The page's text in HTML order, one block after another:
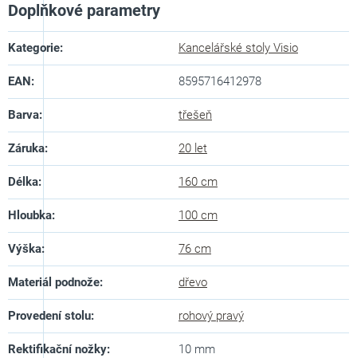
Doplňkové parametry
Kategorie: Kancelářské stoly Visio
EAN : 8595716412978
Barva: třešeň
Záruka: 20 let
Délka: 160 cm
Hloubka: 100 cm
Výška: 76 cm
Materiál podnože: dřevo
Provedení stolu: rohový pravý
Rektifikační nožky: 10 mm